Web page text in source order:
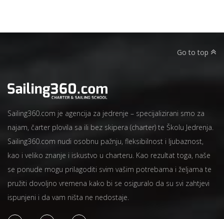
Go to top
Sailing360.com je agencija za jedrenje – specijalizirani smo za
najam, čarter plovila sa ili bez skipera (charter) te Školu Jedrenja.
Sailing360.com nudi osobnu pažnju, fleksibilnost i ljubaznost,
kao i veliko znanje i iskustvo u charteru. Kao rezultat toga, naše
se ponude mogu prilagoditi svim vašim potrebama i željama te
pružiti dovoljno vremena kako bi se osiguralo da su svi zahtjevi
ispunjeni i da vam ništa ne nedostaje.